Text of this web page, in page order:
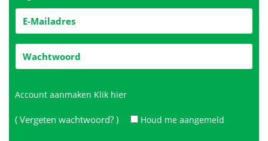
Account aanmaken Klik hier
( Vergeten wachtwoord? ) Houd me aangemeld